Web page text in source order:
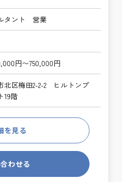
タント 営業
円〜750,000円
北区梅田2-2-2 ヒルトンプ
19階
を見る
わせる